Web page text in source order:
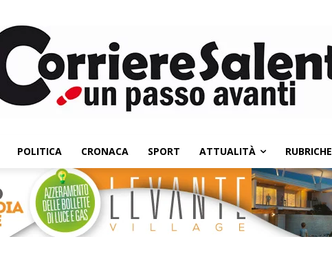
POLITICA CRONACA SPORT ATTUALITÀ RUBRICHE